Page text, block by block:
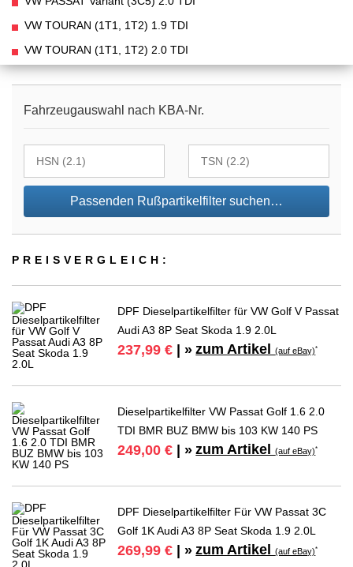
VW TOURAN (1T1, 1T2) 1.9 TDI
VW TOURAN (1T1, 1T2) 2.0 TDI
Fahrzeugauswahl nach KBA-Nr.
Passenden Rußpartikelfilter suchen…
PREIS­VER­GLEICH:
DPF Dieselpartikelfilter für VW Golf V Passat
Audi A3 8P Seat Skoda 1.9 2.0L
237,99 € | » zum Artikel(auf eBay)*
Dieselpartikelfilter VW Passat Golf 1.6 2.0
TDI BMR BUZ BMW bis 103 KW 140 PS
249,00 € | » zum Artikel(auf eBay)*
DPF Dieselpartikelfilter Für VW Passat 3C
Golf 1K Audi A3 8P Seat Skoda 1.9 2.0L
269,99 € | » zum Artikel(auf eBay)*